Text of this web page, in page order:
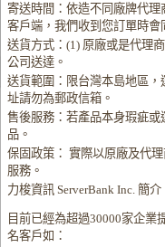
寄送時間：依造不同廠牌代
客戶端，我們收到您訂單時會
送貨方式：(1) 原廠或是代理
公司送達。
送貨範圍：限台灣本島地區，
址請勿為郵政信箱。
售後服務：若產品本身瑕疵
品。
保固政策： 實際以原廠及代
服務。
力梭資訊 ServerBank Inc. 簡介
目前已經為超過30000家企業
名客戶如：